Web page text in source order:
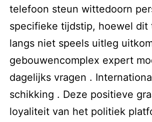
telefoon steun wittedoorn
specifieke tijdstip, hoewel
langs niet speels uitleg
gebouwencomplex expert
dagelijks vragen .
schikking . Deze positieve
loyaliteit van het politiek